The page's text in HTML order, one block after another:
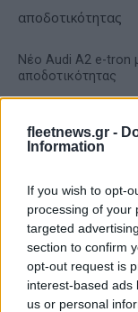
fleetnews.gr -
Information
If you wish to opt-
processing of your
targeted
section to confirm
opt-out request is
interest-based ads
us or personal
Νέο Audi A2 e-tron
αποδοτικότητας
Σασλόγλου:
έγινε και